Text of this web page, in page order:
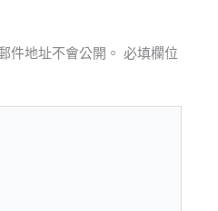
件地址不會公開。 必填欄位